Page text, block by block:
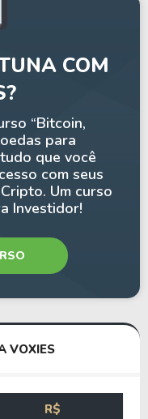
COM
“Bitcoin,
para
que você
com seus
Um curso
Investidor!
VOXIES
R$